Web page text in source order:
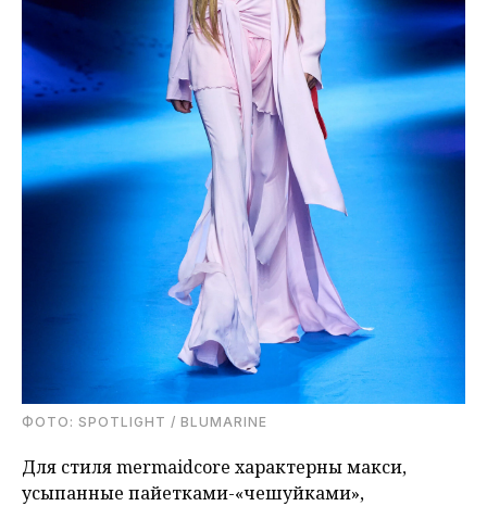
ФОТО: SPOTLIGHT / BLUMARINE
Для стиля mermaidcore характерны макси,
усыпанные пайетками-«чешуйками»,